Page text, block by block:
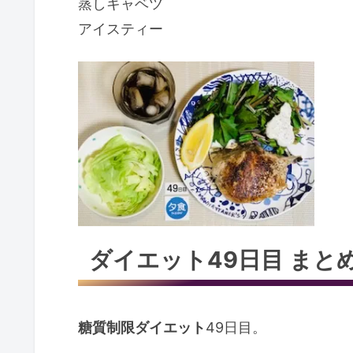
蒸しキャベツ
アイスティー
ダイエット49日目 まと
糖質制限ダイエット49日目。